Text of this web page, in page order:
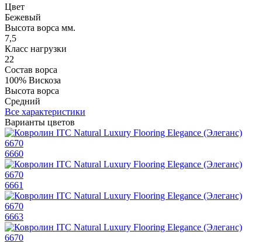
Цвет
Бежевый
Высота ворса мм.
7,5
Класс нагрузки
22
Состав ворса
100% Вискоза
Высота ворса
Средний
Все характеристики
Варианты цветов
6660
6661
6663